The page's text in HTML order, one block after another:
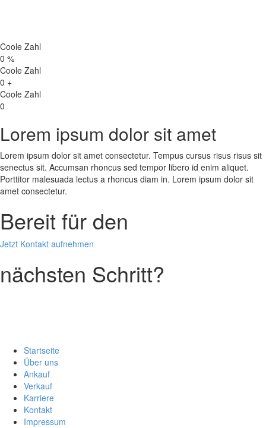
Coole Zahl
0 %
Coole Zahl
0 +
Coole Zahl
0
Lorem ipsum dolor sit amet
Lorem ipsum dolor sit amet consectetur. Tempus cursus risus risus sit
senectus sit. Accumsan rhoncus sed tempor libero id enim aliquet.
Porttitor malesuada lectus a rhoncus diam in. Lorem ipsum dolor sit
amet consectetur.
Bereit für den
Jetzt Kontakt aufnehmen
nächsten Schritt?
Startseite
Über uns
Ankauf
Verkauf
Karriere
Kontakt
Impressum